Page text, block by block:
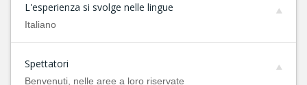
L'esperienza si svolge nelle lingue
Italiano
Spettatori
Benvenuti, nelle aree a loro riservate